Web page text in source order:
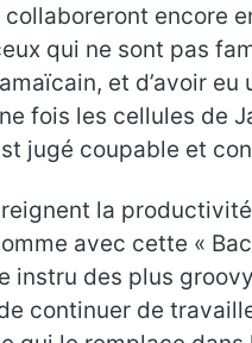
encore
qui ne sont pas
et d’avoir
fois les cellules de
jugé coupable et
la
avec cette «
instru des plus
continuer de